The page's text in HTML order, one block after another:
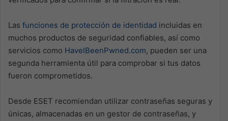
Las funciones de protección de identidad incluidas en
muchos productos de seguridad confiables, así como
servicios como HaveIBeenPwned.com, pueden ser una
segunda herramienta útil para comprobar si tus datos
fueron comprometidos.
Desde ESET recomiendan utilizar contraseñas seguras y
únicas, almacenadas en un gestor de contraseñas, y